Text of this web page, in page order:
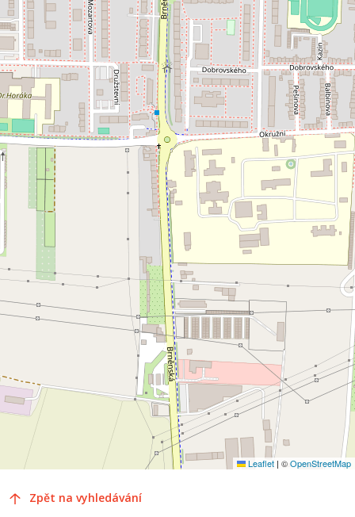
Leaflet | ©OpenStreetMap
Zpět na vyhledávání